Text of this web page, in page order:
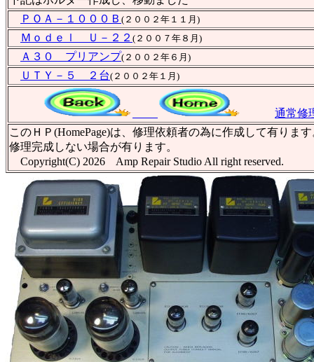
ＰＯＡ－１０００Ｂ (２００２年１１月)
Ｍｏｄｅｌ Ｕ－２２ (２００７年８月)
Ａ３０ プリアンプ(２００２年６月)
ＵＴＹ－５ ２台(２００２年１月)
通常
このＨＰ(HomePage)は、修理依頼者の為に作成して有り
修理完成しない場合が有ります。
Copyright(C) 2026 Amp Repair Studio All right